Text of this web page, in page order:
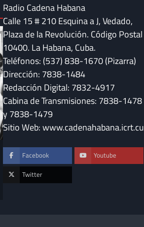
DESTACADAS
Fidel Castro y la música que sigue
sonando en Cuba
Radio Cadena Habana
Calle 15 # 210 Esquina a J, Vedado,
Plaza de la Revolución. Código Postal
10400. La Habana, Cuba.
Teléfonos: (537) 838-1670 (Pizarra)
Dirección: 7838-1484
Redacción Digital: 7832-4917
Cabina de Transmisiones: 7838-1478
y 7838-1479
Sitio Web: www.cadenahabana.icrt.cu
Facebook Youtube
Twitter